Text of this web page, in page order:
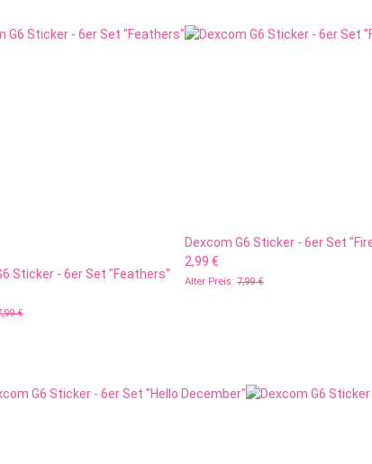
Sticker - 6er Set "Feathers"
€
Dexcom G6 Sticker - 6er Set
2,99 €
Alter Preis: 7,99 €